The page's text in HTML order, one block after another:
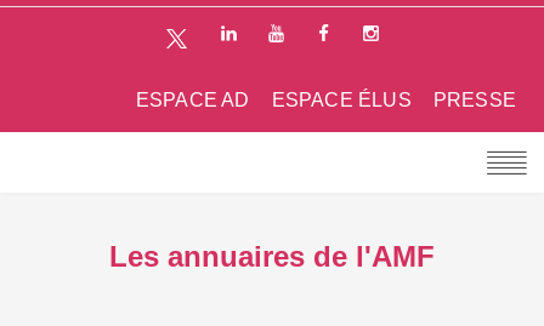
PRESSE
ESPACE ÉLUS
ESPACE AD
Les annuaires de l'AMF